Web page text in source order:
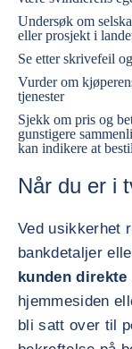
Undersøk om
eller prosjekt i
Se etter skrivefeil
Vurder om
tjenester
Sjekk om pris og
gunstigere
kan indikere at
Når du er i
Ved usikkerhet
bankdetaljer
kunden direkte
hjemmesiden
bli satt over til